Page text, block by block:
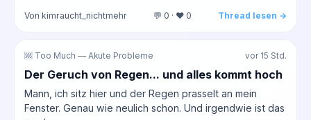
Von kimraucht_nichtmehr 💬 0 · ❤️ 0 Thread lesen →
🆘 Too Much — Akute Probleme vor 15 Std.
Der Geruch von Regen... und alles kommt hoch
Mann, ich sitz hier und der Regen prasselt an mein
Fenster. Genau wie neulich schon. Und irgendwie ist das